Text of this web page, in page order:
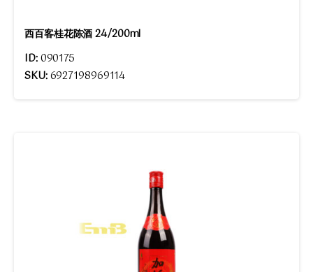
西百客桂花陈酒 24/200ml
ID:090175
SKU:6927198969114